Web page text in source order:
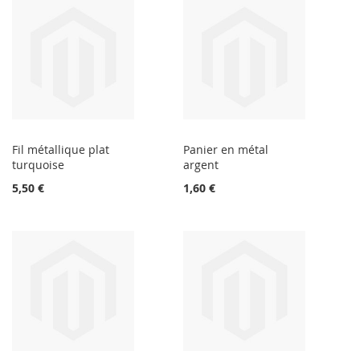
Fil métallique plat
turquoise
5,50 €
Panier en métal
argent
1,60 €